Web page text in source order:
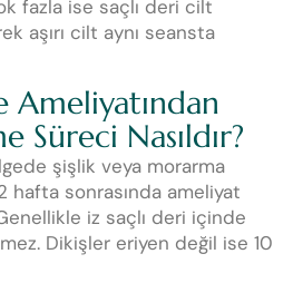
fazla ise saçlı deri cilt
aşırı cilt aynı seansta
Ameliyatından
Süreci Nasıldır?
şişlik veya morarma
hafta sonrasında ameliyat
iz saçlı deri içinde
Dikişler eriyen değil ise 10